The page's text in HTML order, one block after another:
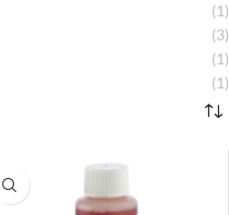
(1)
(3)
(1)
(1)